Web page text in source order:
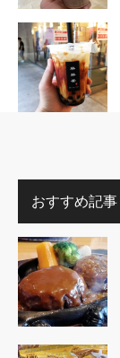
おすすめ記事